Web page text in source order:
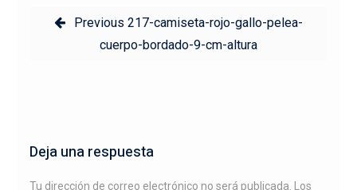
Previous Previous
post:
217-camiseta-rojo-gallo-pelea-
cuerpo-bordado-9-cm-altura
Deja una respuesta
Tu dirección de correo electrónico no será publicada.
Los